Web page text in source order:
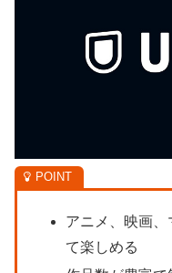
アニメ、映画
て楽しめる